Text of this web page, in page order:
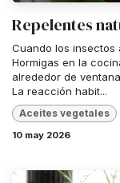
Repelentes
Cuando los insectos
Hormigas en la
alrededor de
La reacción habit...
Aceites vegetales
10 may 2026